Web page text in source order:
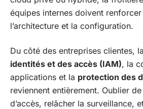
équipes internes doivent
l’architecture et la configuration.
Du côté des entreprises clientes,
identités et des accès (IAM), la
applications et la protection des
reviennent entièrement. Oublier
d’accès, relâcher la surveillance,